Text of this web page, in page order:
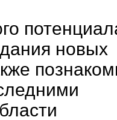
новых